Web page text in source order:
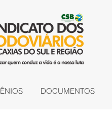
DOCUMENTOS